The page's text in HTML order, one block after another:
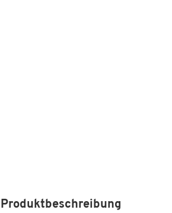
Produktbeschreibung